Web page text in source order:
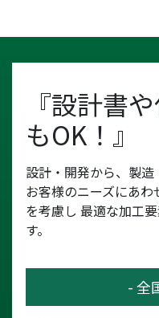
『設計書
もOK！』
設計・開発から、製
お客様のニーズにあわ
を考慮し 最適な加工
す。
- 全